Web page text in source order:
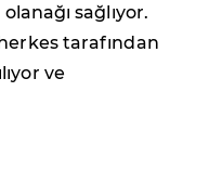
sağlıyor.
tarafından
ve